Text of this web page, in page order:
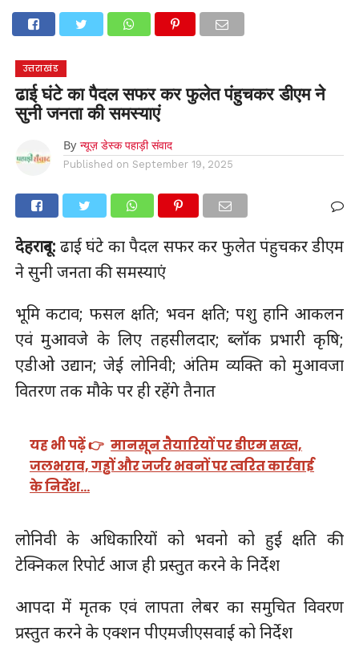
देहरादूननैनीताल
मनोरंजन
उत्तराखंड
ढाई घंटे का पैदल सफर कर फुलेत पंहुचकर डीएम ने
सुनी जनता की समस्याएं
By न्यूज़ डेस्क पहाड़ी संवाद
Published on September 19, 2025
देहरादून: ढाई घंटे का पैदल सफर कर फुलेत पंहुचकर डीएम
ने सुनी जनता की समस्याएं
भूमि कटाव; फसल क्षति; भवन क्षति; पशु हानि आकलन
एवं मुआवजे के लिए तहसीलदार; ब्लॉक प्रभारी कृषि;
एडीओ उद्यान; जेई लोनिवी; अंतिम व्यक्ति को मुआवजा
वितरण तक मौके पर ही रहेंगे तैनात
यह भी पढ़ें 👉 मानसून तैयारियों पर डीएम सख्त,
जलभराव, गड्ढों और जर्जर भवनों पर त्वरित कार्रवाई
के निर्देश…
लोनिवी के अधिकारियों को भवनो को हुई क्षति की
टेक्निकल रिपोर्ट आज ही प्रस्तुत करने के निर्देश
आपदा में मृतक एवं लापता लेबर का समुचित विवरण
प्रस्तुत करने के एक्शन पीएमजीएसवाई को निर्देश